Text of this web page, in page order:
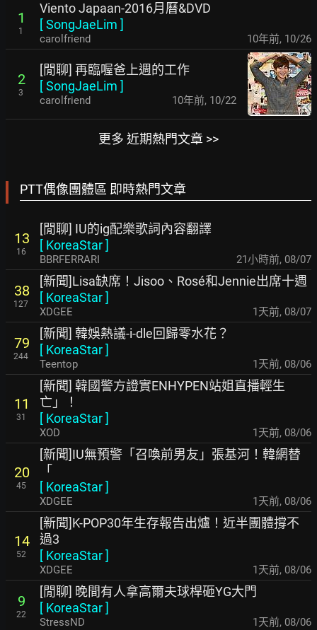
1
1
Viento Japaan-2016月曆&DVD
[SongJaeLim ]
carolfriend 10年前, 10/26
2
3
[閒聊] 再臨喔爸上週的工作
[SongJaeLim ]
carolfriend 10年前, 10/22
更多 近期熱門文章 >>
PTT偶像團體區 即時熱門文章
13
16
[閒聊] IU的ig配樂歌詞內容翻譯
[ KoreaStar]
BBRFERRARI 21小時前, 08/07
38
127
[新聞]Lisa缺席！Jisoo、Rosé和Jennie出席十週
[ KoreaStar]
XDGEE 1天前, 08/07
79
244
[新聞] 韓娛熱議-i-dle回歸零水花？
[ KoreaStar]
Teentop 1天前, 08/06
11
31
[新聞] 韓國警方證實ENHYPEN站姐直播輕生
亡」！
[ KoreaStar]
XOD 1天前, 08/06
20
45
[新聞]IU無預警「召喚前男友」張基河！韓網替
「
[ KoreaStar]
XDGEE 1天前, 08/06
14
52
[新聞]K-POP30年生存報告出爐！近半團體撐不
過3
[ KoreaStar]
XDGEE 1天前, 08/06
9
22
[閒聊] 晚間有人拿高爾夫球桿砸YG大門
[ KoreaStar]
StressND 1天前, 08/06